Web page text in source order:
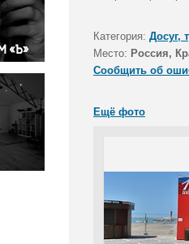
Категория: Досуг,
Место: Россия,
Сообщить об
Ещё фото